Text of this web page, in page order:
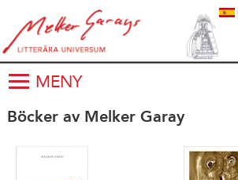
MENY
Böcker av Melker Garay